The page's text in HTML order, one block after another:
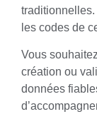
les codes de
Vous
création ou
données